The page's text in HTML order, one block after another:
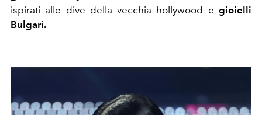
ispirati alle dive della vecchia hollywood e gioielli
Bulgari.